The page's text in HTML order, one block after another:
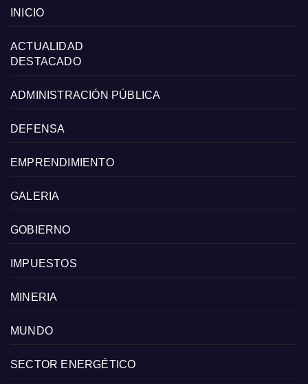
INICIO
ACTUALIDAD
DESTACADO
ADMINISTRACIÓN PÚBLICA
DEFENSA
EMPRENDIMIENTO
GALERIA
GOBIERNO
IMPUESTOS
MINERIA
MUNDO
SECTOR ENERGÉTICO